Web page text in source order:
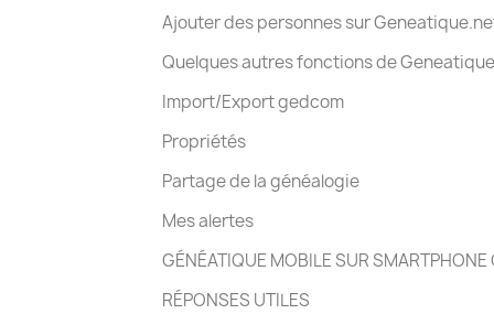
Ajouter des personnes sur
Quelques autres fonctions de
Import/Export gedcom
Propriétés
Partage de la généalogie
Mes alertes
GÉNÉATIQUE MOBILE SUR SMARTPHONE
RÉPONSES UTILES